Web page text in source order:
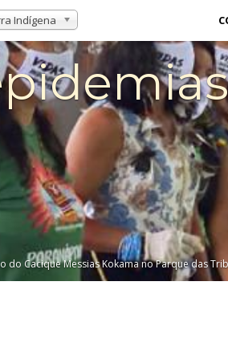
Indígena
do Cacique Messias Kokama no Parque das